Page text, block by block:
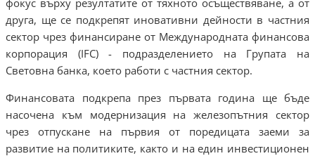
фокус върху резултатите от тяхното осъществяване, а от
друга, ще се подкрепят иновативни дейности в частния
сектор чрез финансиране от Международната финансова
корпорация (IFC) - подразделението на Групата на
Световна банка, което работи с частния сектор.
Финансовата подкрепа през първата година ще бъде
насочена към модернизация на железопътния сектор
чрез отпускане на първия от поредицата заеми за
развитие на политиките, както и на един инвестиционен